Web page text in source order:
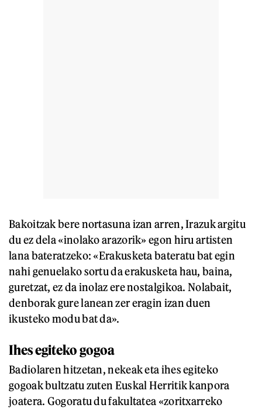
Bakoitzak bere nortasuna izan arren, Irazuk argitu
du ez dela «inolako arazorik» egon hiru artisten
lana bateratzeko: «Erakusketa bateratu bat egin
nahi genuelako sortu da erakusketa hau, baina,
guretzat, ez da inolaz ere nostalgikoa. Nolabait,
denborak gure lanean zer eragin izan duen
ikusteko modu bat da».
Ihes egiteko gogoa
Badiolaren hitzetan, nekeak eta ihes egiteko
gogoak bultzatu zuten Euskal Herritik kanpora
joatera. Gogoratu du fakultatea «zoritxarreko